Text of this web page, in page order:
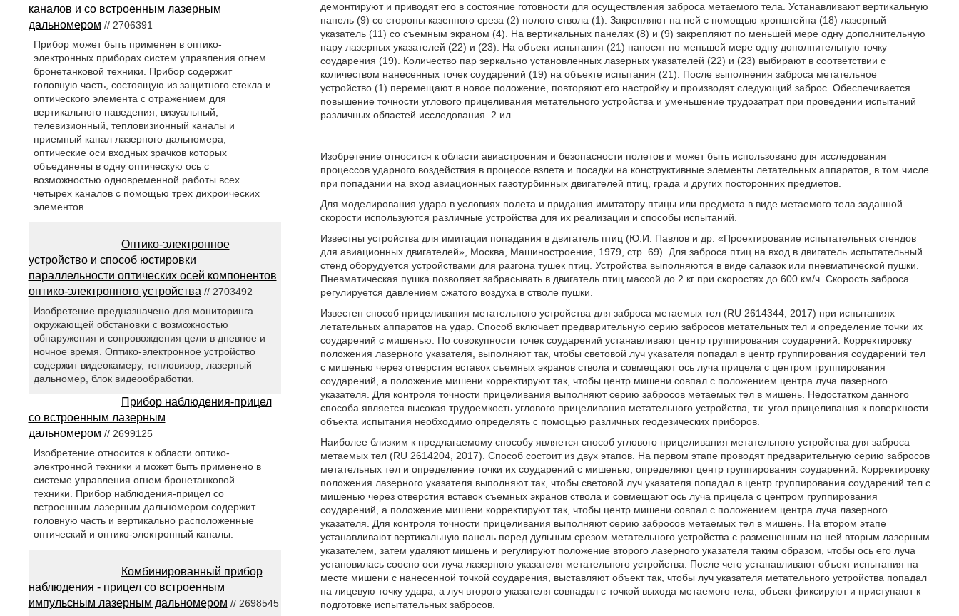
демонтируют и приводят его в состояние готовности для осуществления заброса метаемого тела. Устанавливают вертикальную
панель (9) со стороны казенного среза (2) полого ствола (1). Закрепляют на ней с помощью кронштейна (18) лазерный
указатель (11) со съемным экраном (4). На вертикальных панелях (8) и (9) закрепляют по меньшей мере одну дополнительную
пару лазерных указателей (22) и (23). На объект испытания (21) наносят по меньшей мере одну дополнительную точку
соударения (19). Количество пар зеркально установленных лазерных указателей (22) и (23) выбирают в соответствии с
количеством нанесенных точек соударений (19) на объекте испытания (21). После выполнения заброса метательное
устройство (1) перемещают в новое положение, повторяют его настройку и производят следующий заброс. Обеспечивается
повышение точности углового прицеливания метательного устройства и уменьшение трудозатрат при проведении испытаний
различных областей исследования. 2 ил.
Изобретение относится к области авиастроения и безопасности полетов и может быть использовано для исследования
процессов ударного воздействия в процессе взлета и посадки на конструктивные элементы летательных аппаратов, в том числе
при попадании на вход авиационных газотурбинных двигателей птиц, града и других посторонних предметов.
Для моделирования удара в условиях полета и придания имитатору птицы или предмета в виде метаемого тела заданной
скорости используются различные устройства для их реализации и способы испытаний.
Известны устройства для имитации попадания в двигатель птиц (Ю.И. Павлов и др. «Проектирование испытательных стендов
для авиационных двигателей», Москва, Машиностроение, 1979, стр. 69). Для заброса птиц на вход в двигатель испытательный
стенд оборудуется устройствами для разгона тушек птиц. Устройства выполняются в виде салазок или пневматической пушки.
Пневматическая пушка позволяет забрасывать в двигатель птиц массой до 2 кг при скоростях до 600 км/ч. Скорость заброса
регулируется давлением сжатого воздуха в стволе пушки.
Известен способ прицеливания метательного устройства для заброса метаемых тел (RU 2614344, 2017) при испытаниях
летательных аппаратов на удар. Способ включает предварительную серию забросов метательных тел и определение точки их
соударений с мишенью. По совокупности точек соударений устанавливают центр группирования соударений. Корректировку
положения лазерного указателя, выполняют так, чтобы световой луч указателя попадал в центр группирования соударений тел
с мишенью через отверстия вставок съемных экранов ствола и совмещают ось луча прицела с центром группирования
соударений, а положение мишени корректируют так, чтобы центр мишени совпал с положением центра луча лазерного
указателя. Для контроля точности прицеливания выполняют серию забросов метаемых тел в мишень. Недостатком данного
способа является высокая трудоемкость углового прицеливания метательного устройства, т.к. угол прицеливания к поверхности
объекта испытания необходимо определять с помощью различных геодезических приборов.
Наиболее близким к предлагаемому способу является способ углового прицеливания метательного устройства для заброса
метаемых тел (RU 2614204, 2017). Способ состоит из двух этапов. На первом этапе проводят предварительную серию забросов
метательных тел и определение точки их соударений с мишенью, определяют центр группирования соударений. Корректировку
положения лазерного указателя выполняют так, чтобы световой луч указателя попадал в центр группирования соударений тел с
мишенью через отверстия вставок съемных экранов ствола и совмещают ось луча прицела с центром группирования
соударений, а положение мишени корректируют так, чтобы центр мишени совпал с положением центра луча лазерного
указателя. Для контроля точности прицеливания выполняют серию забросов метаемых тел в мишень. На втором этапе
устанавливают вертикальную панель перед дульным срезом метательного устройства с размешенным на ней вторым лазерным
указателем, затем удаляют мишень и регулируют положение второго лазерного указателя таким образом, чтобы ось его луча
установилась соосно оси луча лазерного указателя метательного устройства. После чего устанавливают объект испытания на
месте мишени с нанесенной точкой соударения, выставляют объект так, чтобы луч указателя метательного устройства попадал
на лицевую точку удара, а луч второго указателя совпадал с точкой выхода метаемого тела, объект фиксируют и приступают к
подготовке испытательных забросов.
каналов и со встроенным лазерным
дальномером // 2706391
Прибор может быть применен в оптико-
электронных приборах систем управления огнем
бронетанковой техники. Прибор содержит
головную часть, состоящую из защитного стекла и
оптического элемента с отражением для
вертикального наведения, визуальный,
телевизионный, тепловизионный каналы и
приемный канал лазерного дальномера,
оптические оси входных зрачков которых
объединены в одну оптическую ось с
возможностью одновременной работы всех
четырех каналов с помощью трех дихроических
элементов.
Оптико-электронное
устройство и способ юстировки
параллельности оптических осей компонентов
оптико-электронного устройства // 2703492
Изобретение предназначено для мониторинга
окружающей обстановки с возможностью
обнаружения и сопровождения цели в дневное и
ночное время. Оптико-электронное устройство
содержит видеокамеру, тепловизор, лазерный
дальномер, блок видеообработки.
Прибор наблюдения-прицел
со встроенным лазерным
дальномером // 2699125
Изобретение относится к области оптико-
электронной техники и может быть применено в
системе управления огнем бронетанковой
техники. Прибор наблюдения-прицел со
встроенным лазерным дальномером содержит
головную часть и вертикально расположенные
оптический и оптико-электронный каналы.
Комбинированный прибор
наблюдения - прицел со встроенным
импульсным лазерным дальномером // 2698545